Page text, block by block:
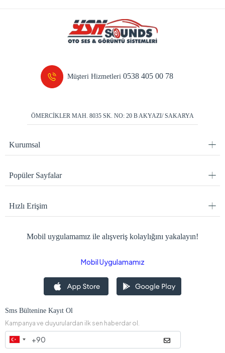
Müşteri Hizmetleri0538 405 00 78
ÖMERCİKLER MAH. 8035 SK. NO: 20 B AKYAZI/ SAKARYA
Kurumsal
Popüler Sayfalar
Hızlı Erişim
Mobil uygulamamız ile alışveriş kolaylığını yakalayın!
Mobil Uygulamamız
Sms Bültenine Kayıt Ol
Kampanya ve duyurulardan ilk sen haberdar ol.